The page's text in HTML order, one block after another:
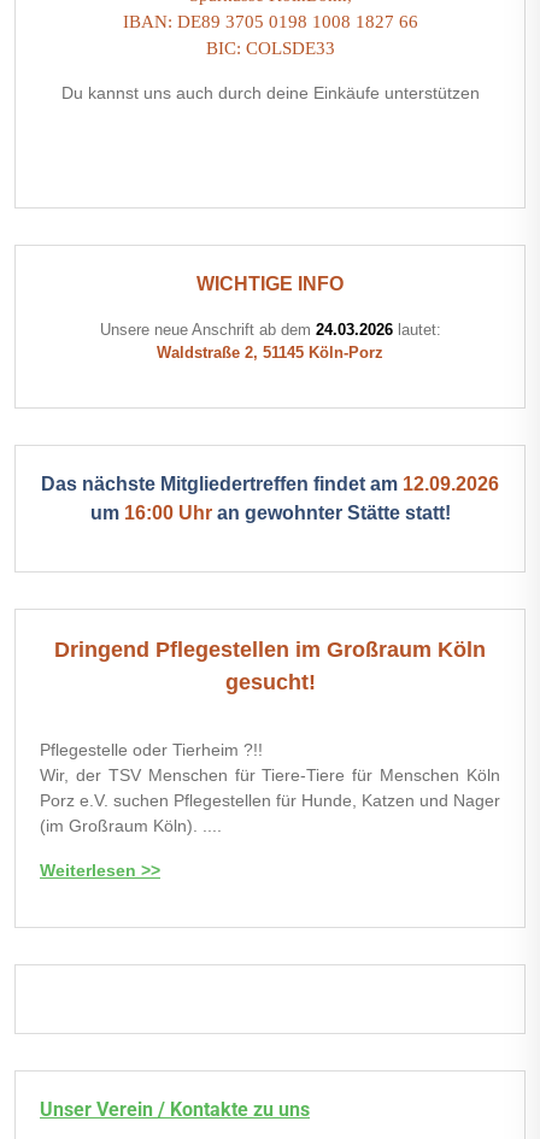
IBAN: DE89 3705 0198 1008 1827 66
BIC: COLSDE33
Du kannst uns auch durch deine Einkäufe unterstützen
WICHTIGE INFO
Unsere neue Anschrift ab dem 24.03.2026lautet:
Waldstraße 2, 51145 Köln-Porz
Das nächste Mitgliedertreffen findet am 12.09.2026
um 16:00 Uhran gewohnter Stätte statt!
Dringend Pflegestellen im Großraum Köln
gesucht!
Pflegestelle oder Tierheim ?!!
Wir, der TSV Menschen für Tiere-Tiere für Menschen Köln
Porz e.V. suchen Pflegestellen für Hunde, Katzen und Nager
(im Großraum Köln). ....
Weiterlesen >>
Unser Verein / Kontakte zu uns